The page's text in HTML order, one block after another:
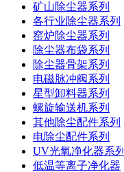
矿山除尘器系列
各行业除尘器系列
窑炉除尘器系列
除尘器布袋系列
除尘器骨架系列
电磁脉冲阀系列
星型卸料器系列
螺旋输送机系列
其他除尘配件系列
电除尘配件系列
UV光氧净化器系列
低温等离子净化器